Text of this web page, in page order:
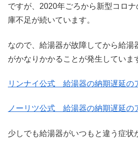
ですが、2020年ごろから新型コロ
庫不足が続いています。
なので、給湯器が故障してから給湯
がかなりかかることが発生していま
リンナイ公式 給湯器の納期遅延の
ノーリツ公式 給湯器の納期遅延の
少しでも給湯器がいつもと違う症状